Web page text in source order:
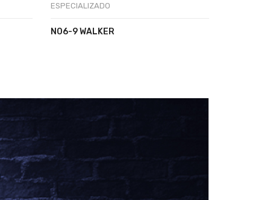
ESPECIALIZADO
N06-9 WALKER